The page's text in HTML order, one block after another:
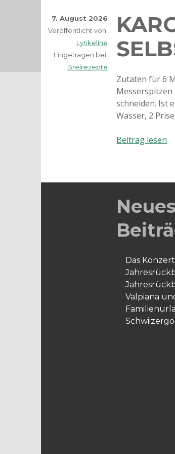
7. August 2026
Veröffentlicht von:
Lyrikeline
Eingetragen bei:
Breirezepte
Zutaten für 6
schneiden. Ist
Wasser, 2
Beitrag lesen
Das
Valpiana